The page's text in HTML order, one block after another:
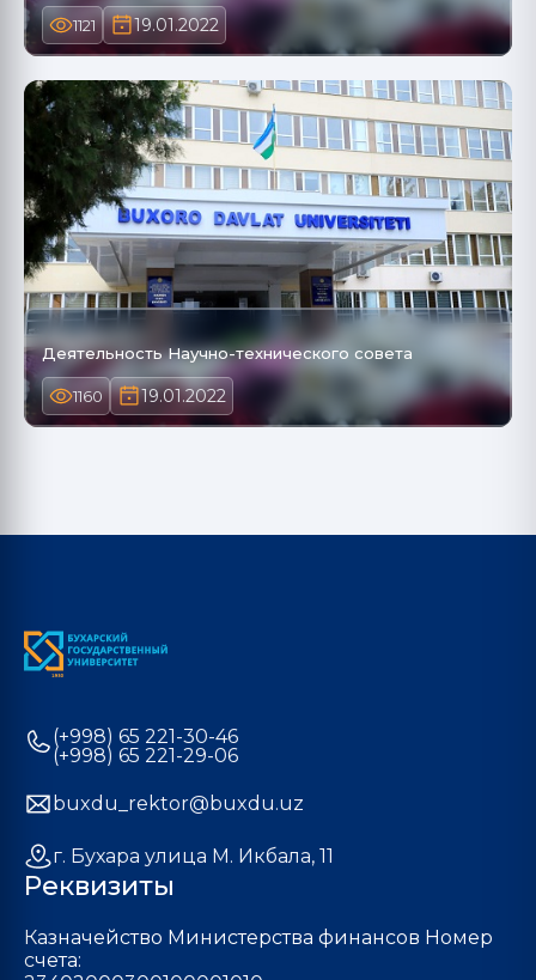
1121 19.01.2022
Деятельность Научно-технического совета
1160 19.01.2022
(+998) 65 221-30-46
(+998) 65 221-29-06
buxdu_rektor@buxdu.uz
г. Бухара улица М. Икбала, 11
Реквизиты
Казначейство Министерства финансов Номер
счета: